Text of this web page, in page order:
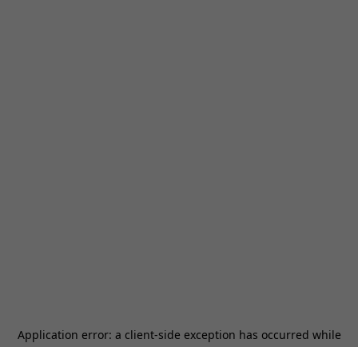
Application error: a client-side exception has occurred while